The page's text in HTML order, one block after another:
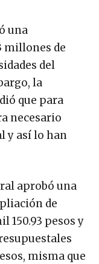
una
millones de
del
la
que para
necesario
y así lo han
aprobó una
de
150.93 pesos y
misma que